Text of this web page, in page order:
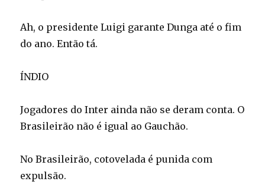
Ah, o presidente Luigi garante Dunga até o fim
do ano. Então tá.
ÍNDIO
Jogadores do Inter ainda não se deram conta. O
Brasileirão não é igual ao Gauchão.
No Brasileirão, cotovelada é punida com
expulsão.